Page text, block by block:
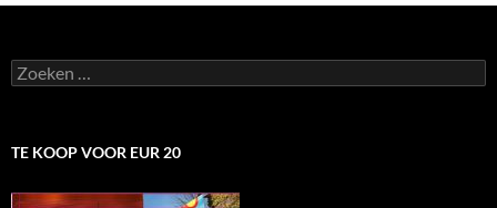
Zoeken
naar:
TE KOOP VOOR EUR 20